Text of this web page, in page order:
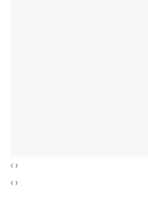
‹›
‹›